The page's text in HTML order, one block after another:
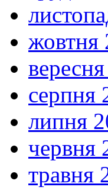
жовтня
серпня
липня
червня
травня